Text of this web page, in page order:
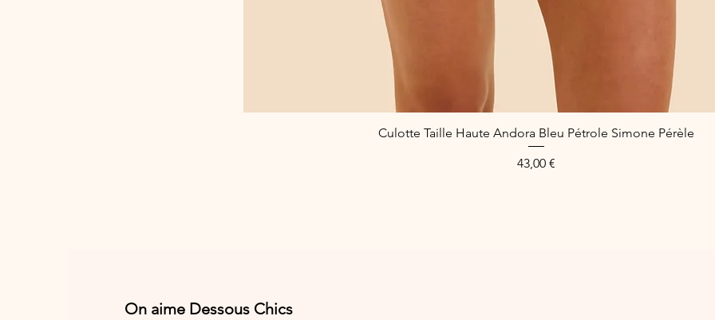
Schnellansicht
Culotte Taille Haute Andora Bleu Pétrole Simone Pérèle
Preis
43,00 €
On aime Dessous Chics